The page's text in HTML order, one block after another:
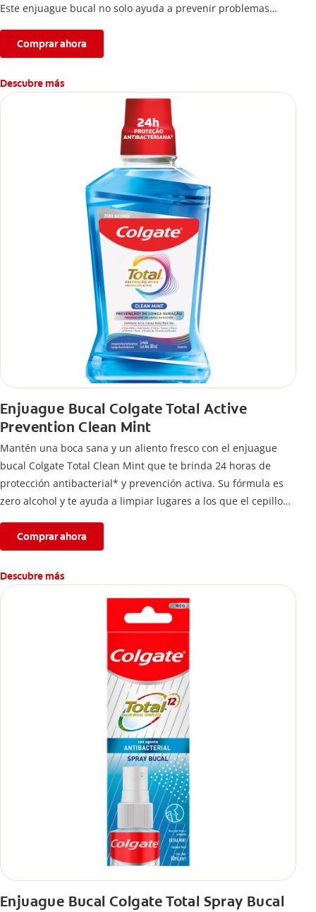
Este enjuague bucal no solo ayuda a prevenir problemas
Comprar ahora
Descubre más
Enjuague Bucal Colgate Total Active
Prevention Clean Mint
Mantén una boca sana y un aliento fresco con el enjuague
bucal Colgate Total Clean Mint que te brinda 24 horas de
protección antibacterial* y prevención activa. Su fórmula es
zero alcohol y te ayuda a limpiar lugares a los que el cepillo
Comprar ahora
Descubre más
Enjuague Bucal Colgate Total Spray Bucal